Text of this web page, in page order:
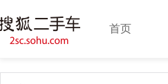
首页